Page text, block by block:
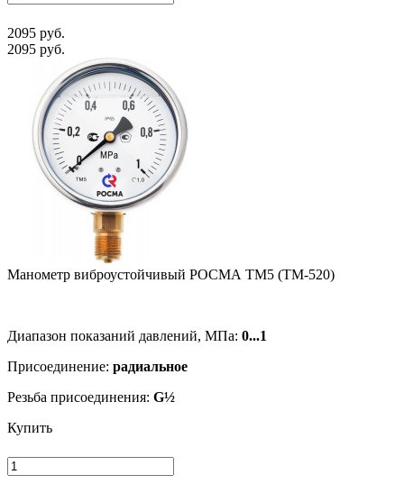
2095 руб.
2095 руб.
Манометр виб­ро­ус­той­чи­вый РОСМА ТМ5 (ТМ-520)
Диапазон показаний давлений, МПа: 0...1
Присоединение: радиальное
Резьба присоединения: G½
Купить